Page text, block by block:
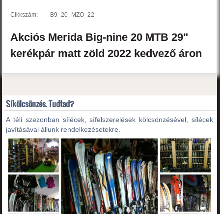
Cikkszám: B9_20_MZO_22
Akciós Merida Big-nine 20 MTB 29"
kerékpár matt zöld2022 kedvező áron
Síkölcsönzés. Tudtad?
A téli szezonban sílécek, sífelszerelések kölcsönzésével, sílécek
javításával állunk rendelkezésetekre.